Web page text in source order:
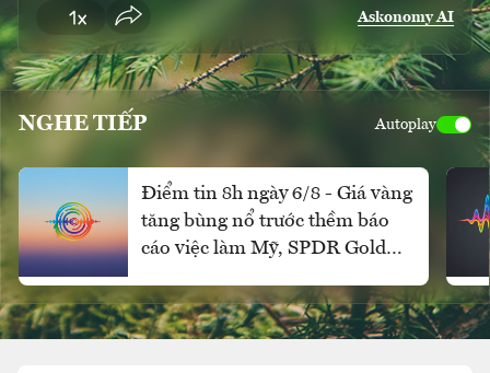
Askonomy AI
NGHE TIẾP Autoplay
Điểm tin 8h ngày 6/8 - Giá vàng
tăng bùng nổ trước thềm báo
cáo việc làm Mỹ, SPDR Gold